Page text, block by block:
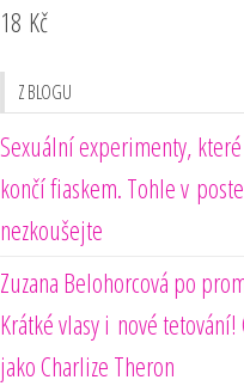
18 Kč
Z BLOGU
Sexuální experimenty,
končí fiaskem. Tohle v
nezkoušejte
Zuzana Belohorcová po
Krátké vlasy i nové tetování!
jako Charlize Theron